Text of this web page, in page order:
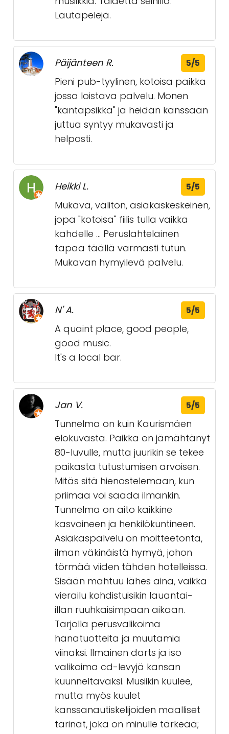
Lautapelejä.
Päijänteen R. 5/5
Pieni pub-tyylinen, kotoisa paikka
jossa loistava palvelu. Monen
"kantapsikka" ja heidän kanssaan
juttua syntyy mukavasti ja
helposti.
Heikki L. 5/5
Mukava, välitön, asiakaskeskeinen,
jopa "kotoisa" fiilis tulla vaikka
kahdelle ... Peruslahtelainen
tapaa täällä varmasti tutun.
Mukavan hymyilevä palvelu.
N' A. 5/5
A quaint place, good people,
good music.
It's a local bar.
Jan V. 5/5
Tunnelma on kuin Kaurismäen
elokuvasta. Paikka on jämähtänyt
80-luvulle, mutta juurikin se tekee
paikasta tutustumisen arvoisen.
Mitäs sitä hienostelemaan, kun
priimaa voi saada ilmankin.
Tunnelma on aito kaikkine
kasvoineen ja henkilökuntineen.
Asiakaspalvelu on moitteetonta,
ilman väkinäistä hymyä, johon
törmää viiden tähden hotelleissa.
Sisään mahtuu lähes aina, vaikka
vierailu kohdistuisikin lauantai-
illan ruuhkaisimpaan aikaan.
Tarjolla perusvalikoima
hanatuotteita ja muutamia
viinaksi. Ilmainen darts ja iso
valikoima cd-levyjä kansan
kuunneltavaksi. Musiikin kuulee,
mutta myös kuulet
kanssanautiskelijoiden maalliset
tarinat, joka on minulle tärkeää;